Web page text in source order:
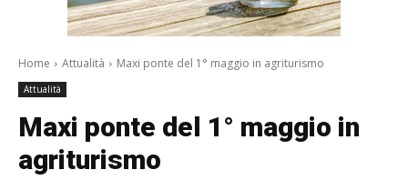
Home Attualità Maxi ponte del 1° maggio in agriturismo
Attualità
Maxi ponte del 1° maggio in
agriturismo